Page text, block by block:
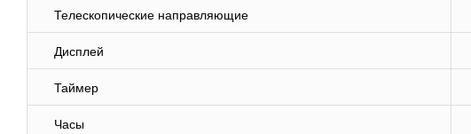
Телескопические направляющие
Дисплей
Таймер
Часы